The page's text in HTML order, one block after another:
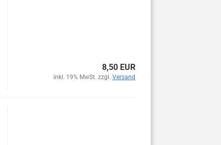
8,50 EUR
inkl. 19% MwSt. zzgl. Versand